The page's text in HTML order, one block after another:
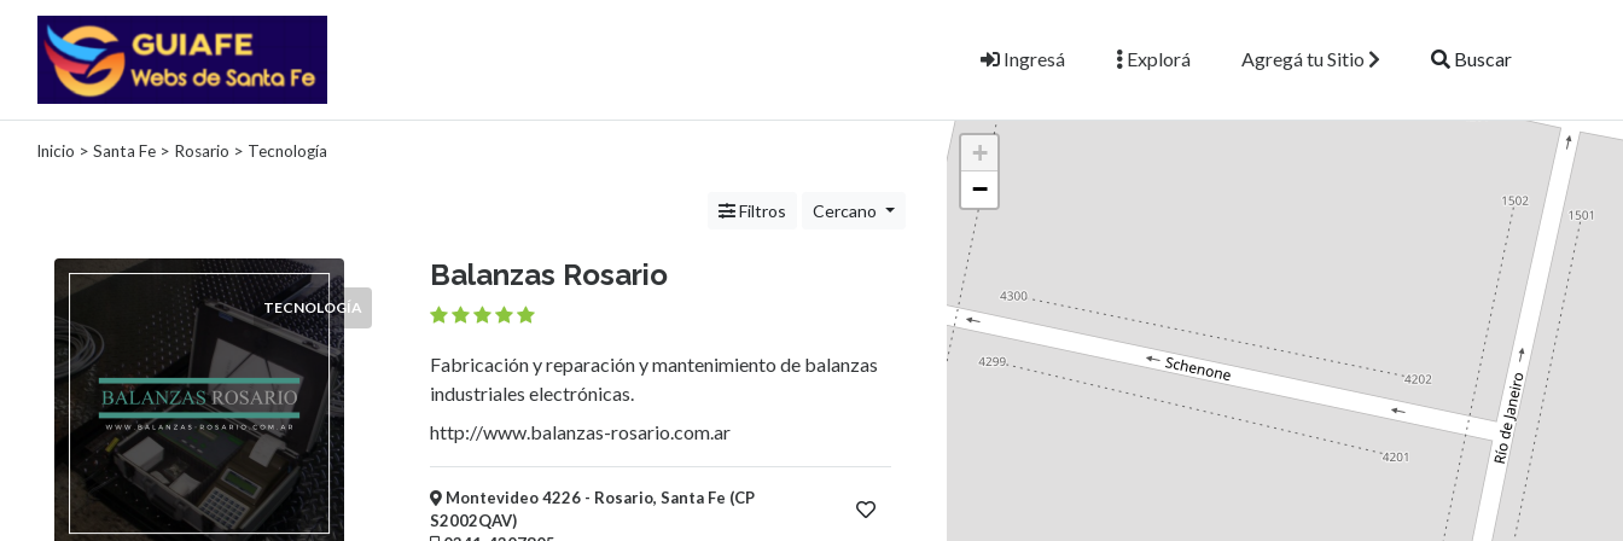
Ingresá Explorá Agregá tu Sitio Buscar
Categorías
Cerrajerías
Constructoras
Academias
Veterinarias
Comerciales
Informática
+
−
Inicio > Santa Fe > Rosario > Tecnología
Filtros Cercano
TECNOLOGÍA
Balanzas Rosario
Fabricación y reparación y mantenimiento de balanzas
industriales electrónicas.
http://www.balanzas-rosario.com.ar
Montevideo 4226 - Rosario, Santa Fe (CP
S2002QAV)